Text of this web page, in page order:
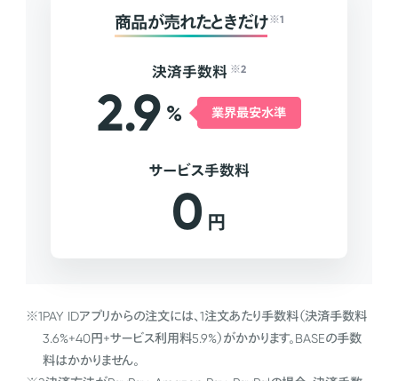
商品が売れたときだけ ※1
決済手数料 ※2
2.9 % 業界最安水準
サービス手数料
0 円
※1PAY IDアプリからの注文には、1注文あたり手数料（決済手数料
3.6%+40円+サービス利用料5.9%）がかかります。BASEの手数
料はかかりません。